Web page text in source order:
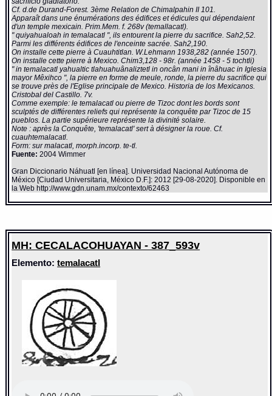
Cf. d.de Durand-Forest. 3ème Relation de Chimalpahin II 101.
Apparaît dans une énumérations des édifices et édicules qui dépendaient
d'un temple mexicain. Prim.Mem. f. 268v (temallacatl).
" quiyahualoah in temalacatl ", ils entourent la pierre du sacrifice. Sah2,52.
Parmi les différents édifices de l'enceinte sacrée. Sah2,190.
On installe cette pierre à Cuauhtitlan. W.Lehmann 1938,282 (année 1507).
On installe cette pierre à Mexico. Chim3,128 - 98r. (année 1458 - 5 tochtli)
" in temalacatl yahualtic tlahuahuânaliztetl in oncân mani in înâhuac in Iglesia
mayor Mêxihco ", la pierre en forme de meule, ronde, la pierre du sacrifice qui
se trouve près de l'Eglise principale de Mexico. Historia de los Mexicanos.
Cristobal del Castillo. 7v.
Comme exemple: le temalacatl ou pierre de Tizoc dont les bords sont
sculptés de différentes reliefs qui représente la conquête par Tizoc de 15
pueblos. La partie supérieure représente la divinité solaire.
Note : après la Conquête, 'temalacatl' sert à désigner la roue. Cf.
cuauhtemalacatl.
Form: sur malacatl, morph.incorp. te-tl.
Fuente: 2004 Wimmer
Gran Diccionario Náhuatl [en línea]. Universidad Nacional Autónoma de
México [Ciudad Universitaria, México D.F.]: 2012 [29-08-2020]. Disponible en
la Web http://www.gdn.unam.mx/contexto/62463
MH: CECALACOHUAYAN - 387_593v
Elemento:temalacatl